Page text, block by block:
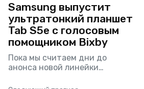
Samsung выпустит
ультратонкий планшет
Tab S5e с голосовым
помощником Bixby
Пока мы считаем дни до
анонса новой линейки
Samsung приготовила для нас